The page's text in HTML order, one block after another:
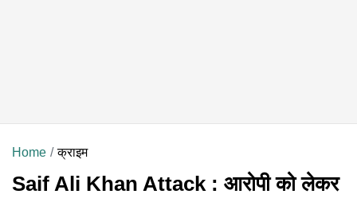
Home क्राइम
Saif Ali Khan Attack : आरोपी को लेकर